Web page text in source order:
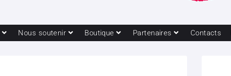
Nous soutenir Boutique Partenaires Contacts